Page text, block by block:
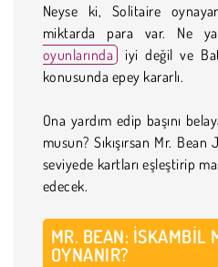
Neyse ki, Solitaire
miktarda para var. Ne
oyunlarında
iyi değil ve
konusunda epey kararlı.
Ona yardım edip başını
musun? Sıkışırsan Mr.
seviyede kartları eşleştirip
edecek.
MR. BEAN: İSKAMBIL
OYNANIR?